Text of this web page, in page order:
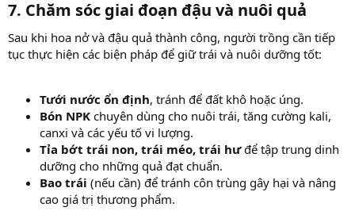
7. Chăm sóc giai đoạn đậu và nuôi quả​
Sau khi hoa nở và đậu quả thành công, người trồng cần tiếp
tục thực hiện các biện pháp để giữ trái và nuôi dưỡng tốt:
Tưới nước ổn định, tránh để đất khô hoặc úng.
Bón NPK chuyên dùng cho nuôi trái, tăng cường kali,
canxi và các yếu tố vi lượng.
Tỉa bớt trái non, trái méo, trái hưđể tập trung dinh
dưỡng cho những quả đạt chuẩn.
Bao trái (nếu cần) để tránh côn trùng gây hại và nâng
cao giá trị thương phẩm.